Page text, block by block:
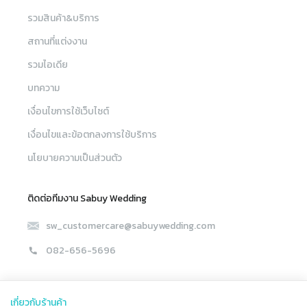
เกี่ยวกับร้านค้า
รวมสินค้า&บริการ
สถานที่แต่งงาน
รวมไอเดีย
บทความ
เงื่อนไขการใช้เว็บไซต์
เงื่อนไขและข้อตกลงการใช้บริการ
นโยบายความเป็นส่วนตัว
ติดต่อทีมงาน Sabuy Wedding
sw_customercare@sabuywedding.com
082-656-5696
© 2020 SabuyWedding All rights reserved.